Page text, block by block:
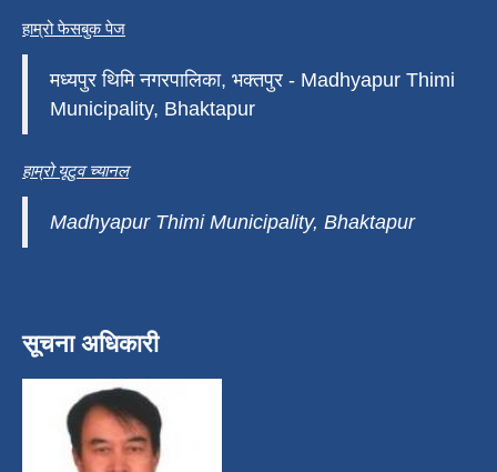
हाम्रो फेसबुक पेज
मध्यपुर थिमि नगरपालिका, भक्तपुर - Madhyapur Thimi
Municipality, Bhaktapur
हाम्रो यूटुव च्यानल
Madhyapur Thimi Municipality, Bhaktapur
सूचना अधिकारी